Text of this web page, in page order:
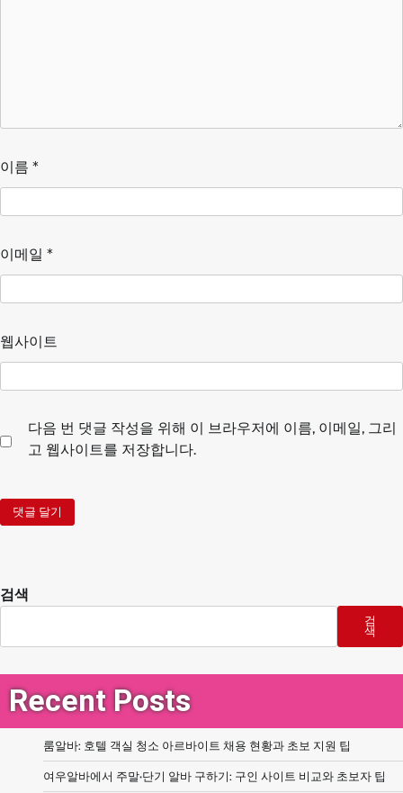
이름 *
이메일 *
웹사이트
다음 번 댓글 작성을 위해 이 브라우저에 이름, 이메일, 그리
고 웹사이트를 저장합니다.
검색
검
색
Recent Posts
룸알바: 호텔 객실 청소 아르바이트 채용 현황과 초보 지원 팁
여우알바에서 주말·단기 알바 구하기: 구인 사이트 비교와 초보자 팁